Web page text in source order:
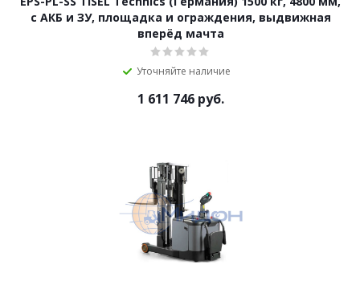
с АКБ и ЗУ, площадка и ограждения, выдвижная
вперёд мачта
Уточняйте наличие
1 611 746руб.